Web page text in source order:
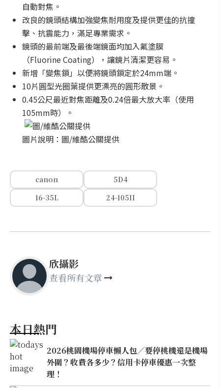
自動對焦。
改良的鏡頭結構加強變焦耐用度及提供更佳的抗撞
擊、抗震能力，滿足專業需求。
鏡頭的最前端及最後端鏡面均加入氟塗膜
（Fluorine Coating），讓鏡片清潔更容易。
新增「變焦鎖」以便將鏡頭鎖定於24mm端。
10片圓型光圈葉提供更漂亮的圓形散景。
0.45公尺最近對焦距離及0.24倍最大放大率（使用
105mm時）。
圖片說明：圖/維酷公關提供
canon
5D4
16-35L
24-105II
欣攝影
查看所有文章
本日熱門
2026桃園機場停車懶人包／要停桃機還是機場
外圍？收費各多少？信用卡停車優惠一次整
理！